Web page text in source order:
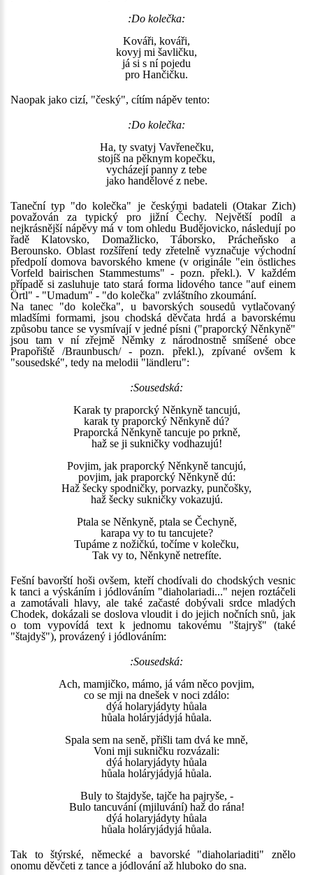
:Do kolečka:
Kováři, kováři,
kovyj mi šavličku,
já si s ní pojedu
pro Hančičku.
Naopak jako cizí, "český", cítím nápěv tento:
:Do kolečka:
Ha, ty svatyj Vavřenečku,
stojíš na pěknym kopečku,
vycházejí panny z tebe
jako handělové z nebe.
Taneční typ "do kolečka" je českými badateli (Otakar Zich)
považován za typický pro jižní Čechy. Největší podíl a
nejkrásnější nápěvy má v tom ohledu Budějovicko, následují po
řadě Klatovsko, Domažlicko, Táborsko, Prácheňsko a
Berounsko. Oblast rozšíření tedy zřetelně vyznačuje východní
předpolí domova bavorského kmene (v originále "ein östliches
Vorfeld bairischen Stammestums" - pozn. překl.). V každém
případě si zasluhuje tato stará forma lidového tance "auf einem
Örtl" - "Umadum" - "do kolečka" zvláštního zkoumání.
Na tanec "do kolečka", u bavorských sousedů vytlačovaný
mladšími formami, jsou chodská děvčata hrdá a bavorskému
způsobu tance se vysmívají v jedné písni ("praporcký Něnkyně"
jsou tam v ní zřejmě Němky z národnostně smíšené obce
Prapořiště /Braunbusch/ - pozn. překl.), zpívané ovšem k
"sousedské", tedy na melodii "ländleru":
:Sousedská:
Karak ty praporcký Něnkyně tancujú,
karak ty praporcký Něnkyně dú?
Praporcká Něnkyně tancuje po prkně,
haž se ji sukničky vodhazujú!
Povjim, jak praporcký Něnkyně tancujú,
povjim, jak praporcký Něnkyně dú:
Haž šecky spodničky, porvazky, punčošky,
haž šecky sukničky vokazujú.
Ptala se Něnkyně, ptala se Čechyně,
karapa vy to tu tancujete?
Tupáme z nožičkú, točíme v kolečku,
Tak vy to, Něnkyně netrefíte.
Fešní bavorští hoši ovšem, kteří chodívali do chodských vesnic
k tanci a výskáním i jódlováním "diaholariadi..." nejen roztáčeli
a zamotávali hlavy, ale také začasté dobývali srdce mladých
Chodek, dokázali se doslova vloudit i do jejich nočních snů, jak
o tom vypovídá text k jednomu takovému "štajryš" (také
"štajdyš"), provázený i jódlováním:
:Sousedská:
Ach, mamjičko, mámo, já vám něco povjim,
co se mji na dnešek v noci zdálo:
dýá holaryjádyty hůala
hůala holáryjádyjá hůala.
Spala sem na seně, přišli tam dvá ke mně,
Voni mji sukničku rozvázali:
dýá holaryjádyty hůala
hůala holáryjádyjá hůala.
Buly to štajdyše, tajče ha pajryše, -
Bulo tancuvání (mjiluvání) haž do rána!
dýá holaryjádyty hůala
hůala holáryjádyjá hůala.
Tak to štýrské, německé a bavorské "diaholariaditi" znělo
onomu děvčeti z tance a jódlování až hluboko do sna.